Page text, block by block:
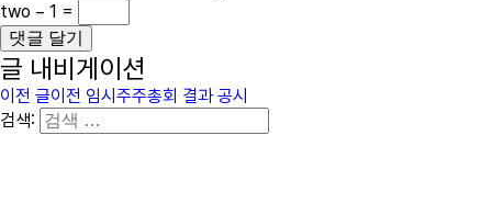
two − 1 =
글 내비게이션
이전 글이전 임시주주총회 결과 공시
검색: